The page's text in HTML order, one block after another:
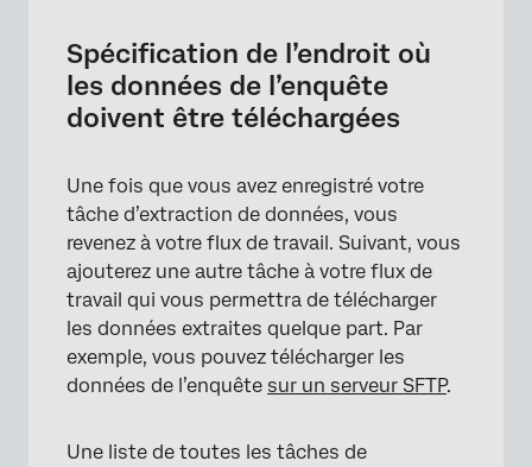
Spécification de l’endroit où
les données de l’enquête
doivent être téléchargées
Une fois que vous avez enregistré votre
tâche d’extraction de données, vous
revenez à votre flux de travail. Suivant, vous
ajouterez une autre tâche à votre flux de
travail qui vous permettra de télécharger
les données extraites quelque part. Par
exemple, vous pouvez télécharger les
données de l’enquête sur un serveur SFTP.
Une liste de toutes les tâches de